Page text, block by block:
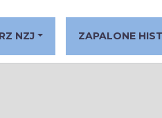
NZJ ZAPALONE